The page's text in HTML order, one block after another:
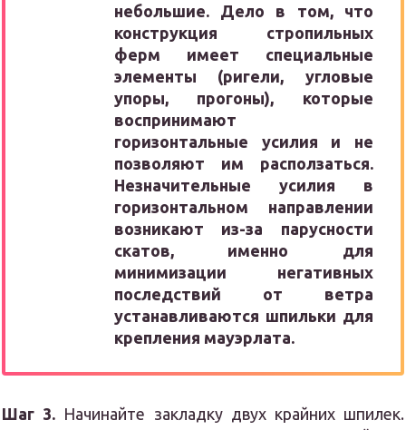
небольшие. Дело в том, что
конструкция стропильных
ферм имеет специальные
элементы (ригели, угловые
упоры, прогоны), которые
воспринимают
горизонтальные усилия и не
позволяют им расползаться.
Незначительные усилия в
горизонтальном направлении
возникают из-за парусности
скатов, именно для
минимизации негативных
последствий от ветра
устанавливаются шпильки для
крепления мауэрлата.
Шаг 3. Начинайте закладку двух крайних шпилек.